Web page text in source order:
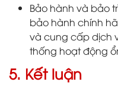
Bảo hành và bảo
bảo hành chính
và cung cấp dịch
thống hoạt động
5. Kết luận